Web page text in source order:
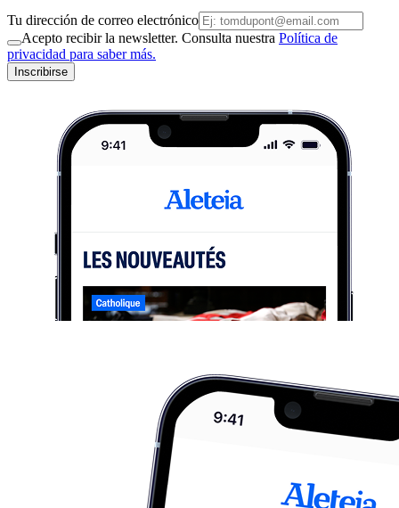
Tu dirección de correo electrónico
Acepto recibir la newsletter. Consulta nuestra Política de
privacidad para saber más.
Inscribirse